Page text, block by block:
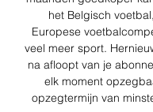
het Belgisch
Europese
veel meer sport.
na afloopt van je
elk moment
opzegtermijn van